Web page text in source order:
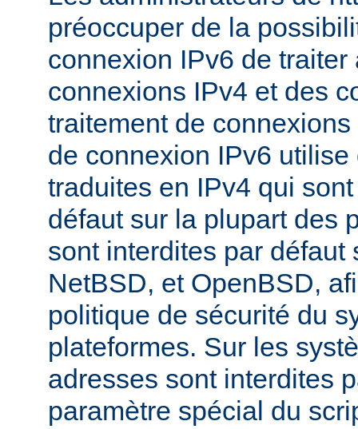
préoccuper de la
connexion IPv6 de traiter
connexions IPv4 et des
traitement de
de connexion IPv6
traduites en IPv4 qui
défaut sur la plupart des
sont interdites par défaut
NetBSD, et OpenBSD,
politique de sécurité du
plateformes. Sur les
adresses sont interdites
paramètre spécial du